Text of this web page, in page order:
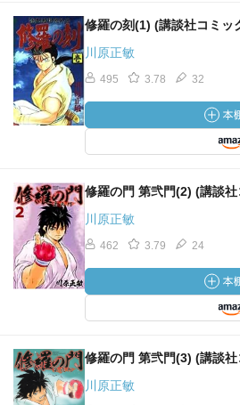
修羅の刻(1) (講談社コミッ
川原正敏
495 3.78 32
修羅の門 第弐門(2) (講談
川原正敏
462 3.79 24
修羅の門 第弐門(3) (講談
川原正敏